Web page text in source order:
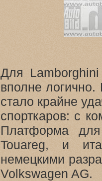
Для
вполне
стало крайне
спорткаров: с
Платформа
Touareg, и
немецкими
Volkswagen AG.